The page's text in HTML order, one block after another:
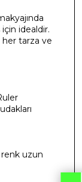
idealdir.
her tarza ve
uzun